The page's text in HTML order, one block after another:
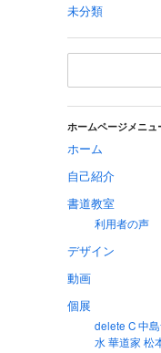
未分類
ホームページメニュ
ホーム
自己紹介
書道教室
利用者の声
デザイン
動画
個展
delete C 中
水 華道家 松